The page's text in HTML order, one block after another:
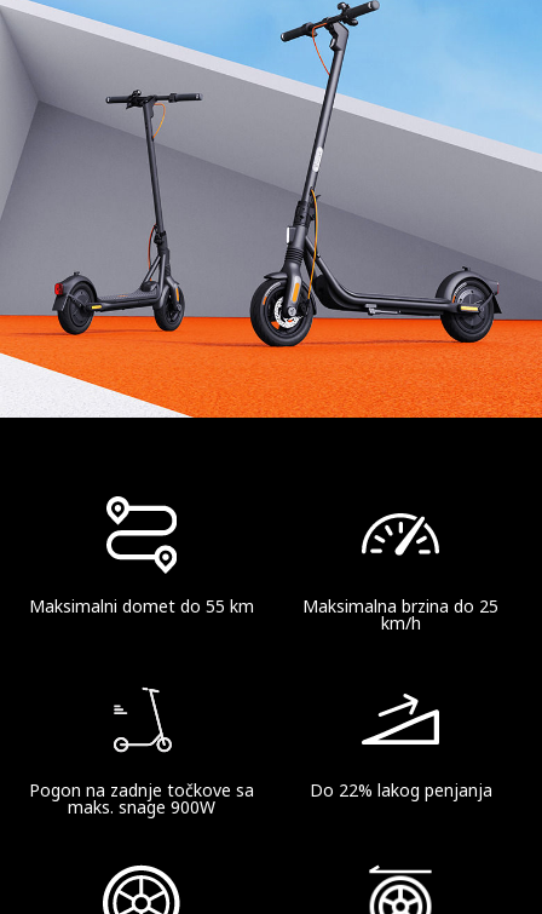
Maksimalni domet do 55 km Maksimalna brzina do 25
km/h
Pogon na zadnje točkove sa
maks. snage 900W
Do 22% lakog penjanja
Dimenzije i Težina
Dimenzije porizvoda - Rasklopljen
1158.5 × 570 × 1252 mm
Dimenzije porizvoda - Sklopljen
1158.5 × 570 × 529 mm
Neto Težina
18.5 kg
Opseg
Teorijski domet
Domet delovanja pri maksimalnoj brzini
Parametri Mašine